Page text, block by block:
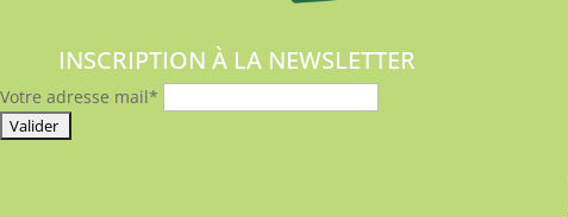
INSCRIPTION À LA NEWSLETTER
Votre adresse mail*